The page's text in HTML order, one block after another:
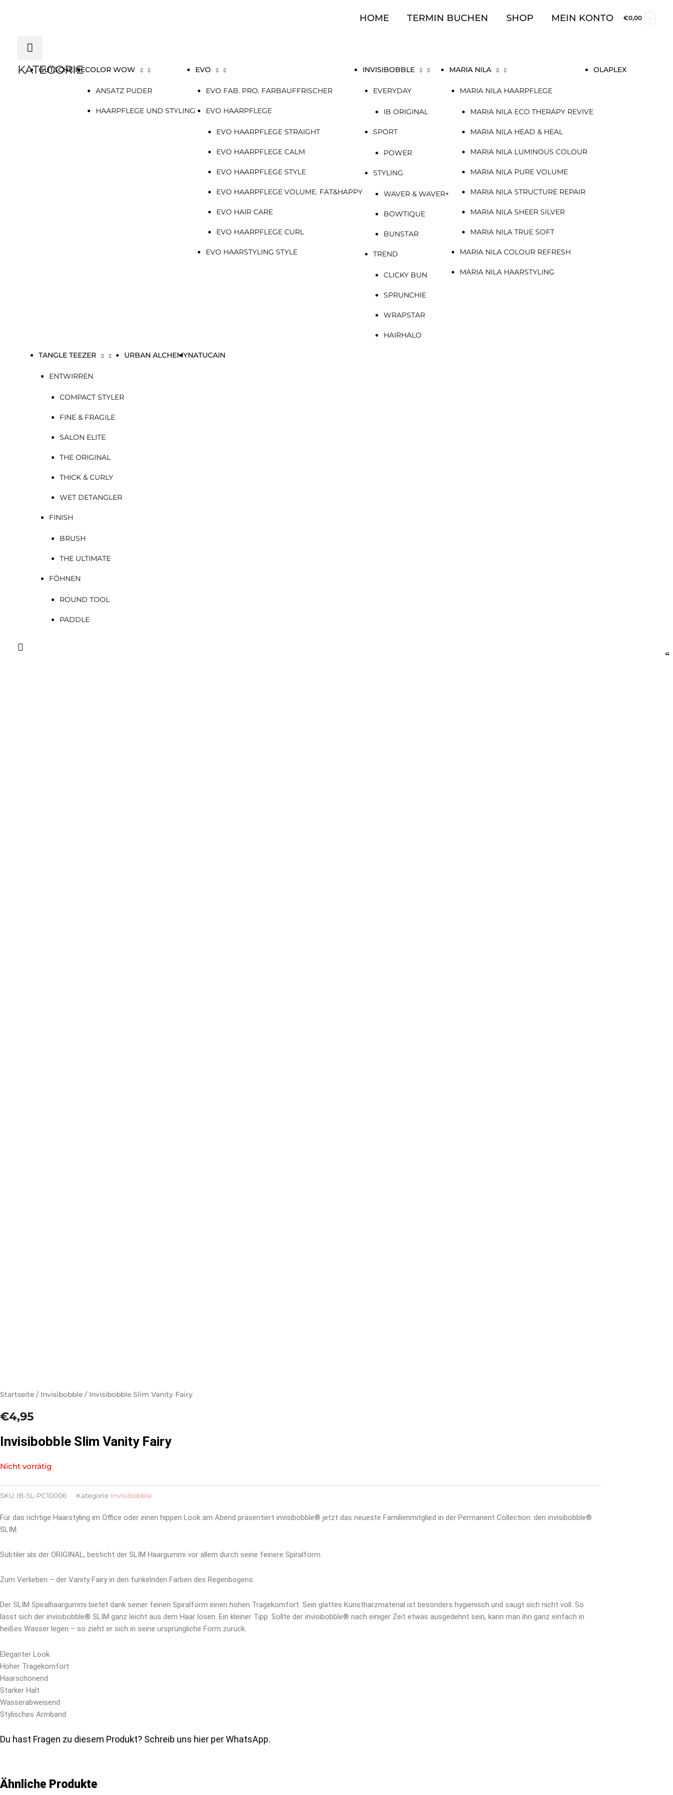
HOME TERMIN BUCHEN SHOP MEIN KONTO €0,00
KATEGORIE
GUTSCHEINECOLOR WOW
ANSATZ PUDER
HAARPFLEGE UND STYLING
EVO
EVO FAB. PRO. FARBAUFFRISCHER
EVO HAARPFLEGE
EVO HAARPFLEGE STRAIGHT
EVO HAARPFLEGE CALM
EVO HAARPFLEGE STYLE
EVO HAARPFLEGE VOLUME. FAT&HAPPY
EVO HAIR CARE
EVO HAARPFLEGE CURL
EVO HAARSTYLING STYLE
INVISIBOBBLE
EVERYDAY
IB ORIGINAL
SPORT
POWER
STYLING
WAVER & WAVER+
BOWTIQUE
BUNSTAR
TREND
CLICKY BUN
SPRUNCHIE
WRAPSTAR
HAIRHALO
MARIA NILA
MARIA NILA HAARPFLEGE
MARIA NILA ECO THERAPY REVIVE
MARIA NILA HEAD & HEAL
MARIA NILA LUMINOUS COLOUR
MARIA NILA PURE VOLUME
MARIA NILA STRUCTURE REPAIR
MARIA NILA SHEER SILVER
MARIA NILA TRUE SOFT
MARIA NILA COLOUR REFRESH
MARIA NILA HAARSTYLING
OLAPLEX
TANGLE TEEZER
ENTWIRREN
COMPACT STYLER
FINE & FRAGILE
SALON ELITE
THE ORIGINAL
THICK & CURLY
WET DETANGLER
FINISH
BRUSH
THE ULTIMATE
FÖHNEN
ROUND TOOL
PADDLE
URBAN ALCHEMYNATUCAIN
Suchen
Startseite / Invisibobble / Invisibobble Slim Vanity Fairy
€4,95
Invisibobble Slim Vanity Fairy
Nicht vorrätig
SKU IB-SL-PC10006 Kategorie Invisibobble
Für das richtige Haarstyling im Office oder einen hippen Look am Abend präsentiert invisibobble® jetzt das neueste Familienmitglied in der Permanent Collection: den invisibobble®
SLIM.
Subtiler als der ORIGINAL, besticht der SLIM Haargummi vor allem durch seine feinere Spiralform.
Zum Verlieben – der Vanity Fairy in den funkelnden Farben des Regenbogens.
Der SLIM Spiralhaargummi bietet dank seiner feinen Spiralform einen hohen Tragekomfort. Sein glattes Kunstharzmaterial ist besonders hygienisch und saugt sich nicht voll. So
lässt sich der invisibobble® SLIM ganz leicht aus dem Haar lösen. Ein kleiner Tipp: Sollte der invisibobble® nach einiger Zeit etwas ausgedehnt sein, kann man ihn ganz einfach in
heißes Wasser legen – so zieht er sich in seine ursprüngliche Form zurück.
Eleganter Look
Hoher Tragekomfort
Haarschonend
Starker Halt
Wasserabweisend
Stylisches Armband
Du hast Fragen zu diesem Produkt? Schreib uns hier per WhatsApp.
Ähnliche Produkte